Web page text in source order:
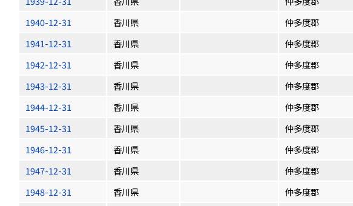
1940-12-31
香川県 仲多度郡
1941-12-31
香川県 仲多度郡
1942-12-31
香川県 仲多度郡
1943-12-31
香川県 仲多度郡
1944-12-31
香川県 仲多度郡
1945-12-31
香川県 仲多度郡
1946-12-31
香川県 仲多度郡
1947-12-31
香川県 仲多度郡
1948-12-31
香川県 仲多度郡